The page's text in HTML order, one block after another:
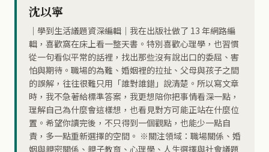
沈以寧
｜學到生活議題資深編輯｜我在出版社做了 13 年網路編
輯，喜歡窩在床上看一整天書。特別喜歡心理學，也習慣
從一句看似平常的話裡，找出那些沒有說出口的委屈、害
怕與期待。職場的為難、婚姻裡的拉扯、父母與孩子之間
的誤解，往往很難只用「誰對誰錯」說清楚。所以寫文章
時，我不急著給標準答案，我更想陪你把事情看深一點，
理解自己為什麼會這樣想，也看見對方可能正站在什麼位
置。希望你讀完後，不只得到一個觀點，也能少一點自
責，多一點重新選擇的空間。 ※關注領域：職場關係、婚
姻與親密關係、親子教育、心理學、人生選擇與社會議題